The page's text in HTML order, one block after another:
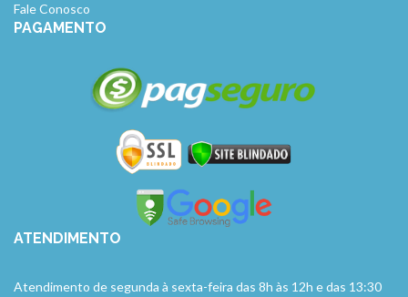
Fale Conosco
PAGAMENTO
ATENDIMENTO
Atendimento de segunda à sexta-feira das 8h às 12h e das 13:30